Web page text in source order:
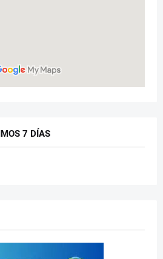
7 DÍAS